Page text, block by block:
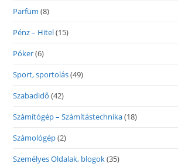
Parfüm (8)
Pénz – Hitel(15)
Póker(6)
Sport, sportolás(49)
Szabadidő (42)
Számítógép – Számítástechnika(18)
Számológép(2)
Személyes Oldalak, blogok(35)